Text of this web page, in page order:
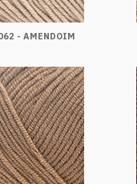
- AMENDOIM